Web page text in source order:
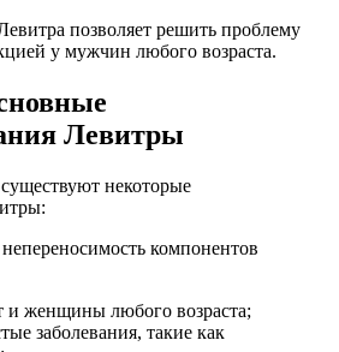
позволяет решить проблему
у мужчин любого возраста.
Левитры
некоторые
компонентов
и женщины любого возраста;
заболевания, такие как